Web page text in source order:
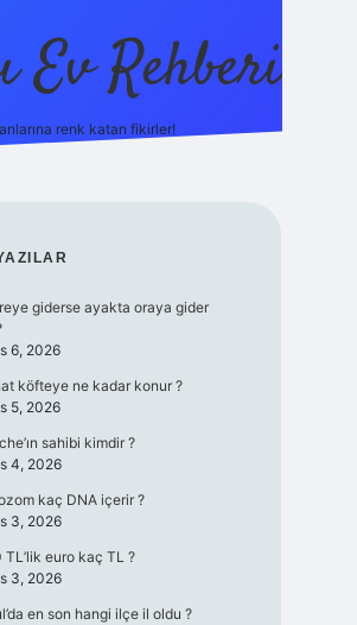
Ev Rehberi
renk katan fikirler!
giderse ayakta oraya gider
6, 2026
köfteye ne kadar konur ?
5, 2026
sahibi kimdir ?
4, 2026
kaç DNA içerir ?
3, 2026
euro kaç TL ?
3, 2026
en son hangi ilçe il oldu ?